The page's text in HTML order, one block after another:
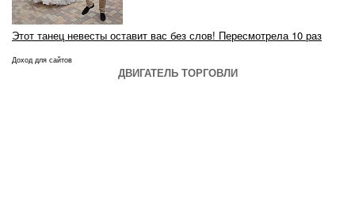
Этот танец невесты оставит вас без слов! Пересмотрела 10 раз
Доход для сайтов
ДВИГАТЕЛЬ ТОРГОВЛИ